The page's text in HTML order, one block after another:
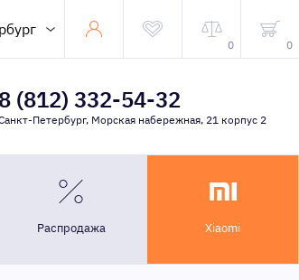
0 0
8 (812) 332-54-32
Петербург, Морская набережная, 21 корпус 2
Распродажа Xiaomi